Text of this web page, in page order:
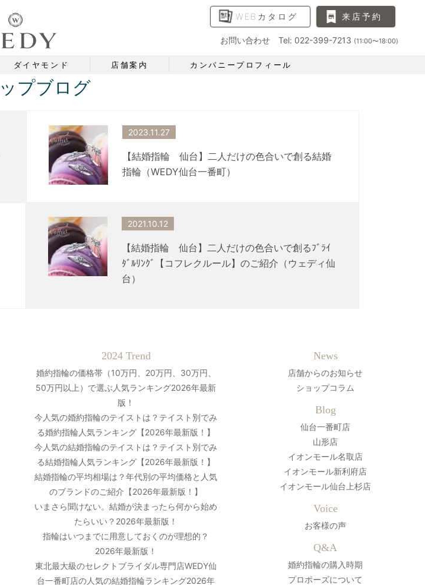
WEBカタログ 来店予約
お問い合わせ Tel: 022-399-7213 (11:00〜18:00)
ダイヤモンド 店舗案内 カンパニープロフィール
プブログ
2023.11.27
【結婚指輪 仙台】二人だけの色合いで創る結婚
指輪（WEDY仙台一番町）
2021.10.12
【結婚指輪 仙台】二人だけの色合いで創るﾌﾞﾗｲ
ﾀﾞﾙﾘﾝｸﾞ【コフレクルール】のご紹介（ウェディ仙
台）
2024 Trend
婚約指輪の価格帯（10万円、20万円、30万円、
50万円以上）で選ぶ人気ランキング2026年最新
版！
今人気の婚約指輪のテイストは？テイスト別でみ
る婚約指輪人気ランキング【2026年最新版！】
今人気の結婚指輪のテイストは？テイスト別でみ
る結婚指輪人気ランキング【2026年最新版！】
結婚指輪の平均相場は？年代別の平均価格と人気
のブランドのご紹介【2026年最新版！】
いまさら聞けない。結婚が決まったら何から始め
たらいい？2026年最新版！
指輪はいつまでに用意しておくのが理想的？
2026年最新版！
東北最大級のセレクトブライダル専門店WEDY仙
台一番町店の人気の結婚指輪ランキング2026年
News
店舗からのお知らせ
ショップコラム
Blog
仙台一番町店
山形店
イオンモール名取店
イオンモール新利府店
イオンモール仙台上杉店
Voice
お客様の声
Q&A
婚約指輪の購入時期
プロポーズについて